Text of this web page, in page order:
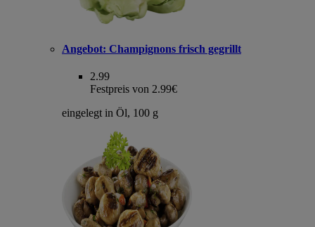
Angebot: Champignons frisch gegrillt
2.99
Festpreis von 2.99€
eingelegt in Öl, 100 g